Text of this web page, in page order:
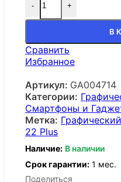
- +
В
Сравнить
Избранное
Артикул: GA004714
Категории:
Смартфоны и
Метка:
22 Plus
Наличие: В наличии
Срок гарантии: 1 мес.
Поделиться